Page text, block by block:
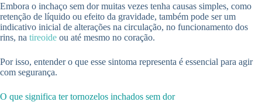
Embora o inchaço sem dor muitas vezes tenha causas simples, como
retenção de líquido ou efeito da gravidade, também pode ser um
indicativo inicial de alterações na circulação, no funcionamento dos
rins, na tireoide ou até mesmo no coração.
Por isso, entender o que esse sintoma representa é essencial para agir
com segurança.
O que significa ter tornozelos inchados sem dor